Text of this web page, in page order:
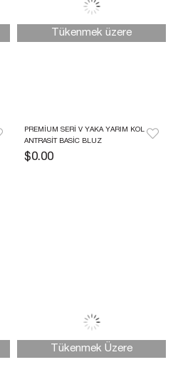
PREMIUM SERI V YAKA YARIM KOL
ANTRASIT BASIC BLUZ
$0.00
Tükenmek üzere
Tükenmek Üzere